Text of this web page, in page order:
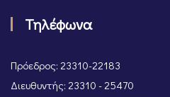
Τηλέφωνα
Πρόεδρος: 23310-22183
Διευθυντής: 23310 - 25470